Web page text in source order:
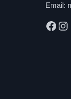
Email: